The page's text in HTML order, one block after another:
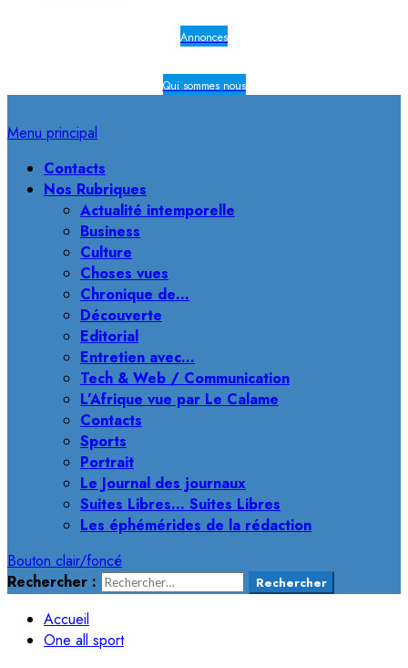
Annonces
Qui sommes nous
Menu principal
Contacts
Nos Rubriques
Actualité intemporelle
Business
Culture
Choses vues
Chronique de…
Découverte
Editorial
Entretien avec…
Tech & Web / Communication
L’Afrique vue par Le Calame
Contacts
Sports
Portrait
Le Journal des journaux
Suites Libres… Suites Libres
Les éphémérides de la rédaction
Bouton clair/foncé
Rechercher :
Accueil
One all sport